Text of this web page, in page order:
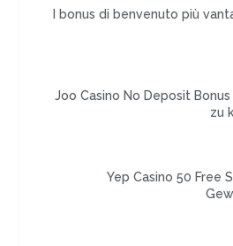
I bonus di benvenuto più
Joo Casino No Deposit
zu
Yep Casino 50 Free